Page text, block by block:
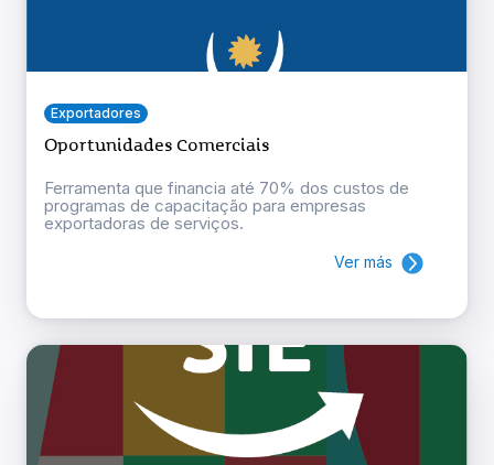
Exportadores
Oportunidades Comerciais
Ferramenta que financia até 70% dos custos de
programas de capacitação para empresas
exportadoras de serviços.
Ver más